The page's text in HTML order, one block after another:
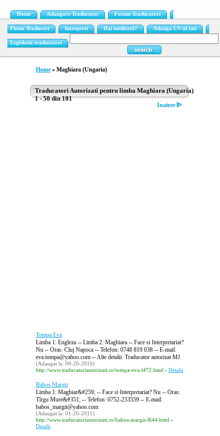
Home Adaugare Traducator Forum Traducatori
Firme Traduceri Interpreti Dai meditatii? Adauga CV-ul tau
Legislatie traducatori
Home» Maghiara (Ungaria)
Traducatori Autorizati pentru limba Maghiara (Ungaria)
1 - 50 din 101
Inainte
Tompa Eva
Limba 1: Engleza -- Limba 2: Maghiara -- Face si Interpretariat?
Nu -- Oras: Cluj Napoca -- Telefon: 0748 819 038 -- E-mail:
eva.tompa@yahoo.com -- Alte detalii: Traducator autorizat MJ
(Adaugat la: 09-20-2010)
http://www.traducatoriautorizati.ro/tompa-eva-l472.html- Detalii
Babos Margit
Limba 1: Maghiar&#259; -- Face si Interpretariat? Nu -- Oras:
Tîrgu Mure&#351; -- Telefon: 0752-233559 -- E-mail:
babos_margit@yahoo.com
(Adaugat la: 01-20-2011)
http://www.traducatoriautorizati.ro/babos-margit-l644.html-
Detalii